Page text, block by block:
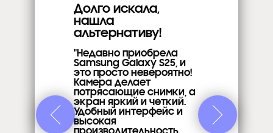
Долго искала,
нашла
альтернативу!
"Недавно приобрела
Samsung Galaxy S25, и
это просто невероятно!
Камера делает
потрясающие снимки, а
экран яркий и четкий.
Удобный интерфейс и
высокая